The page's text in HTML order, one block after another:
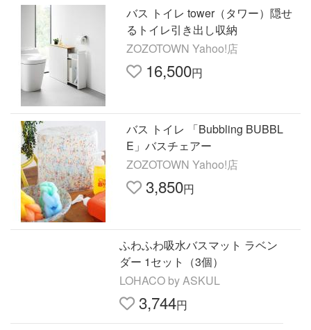
バス トイレ tower（タワー）隠せ
るトイレ引き出し収納
ZOZOTOWN Yahoo!店
16,500円
バス トイレ 「Bubbling BUBBL
E」バスチェアー
ZOZOTOWN Yahoo!店
3,850円
ふわふわ吸水バスマット ラベン
ダー 1セット（3個）
LOHACO by ASKUL
3,744円